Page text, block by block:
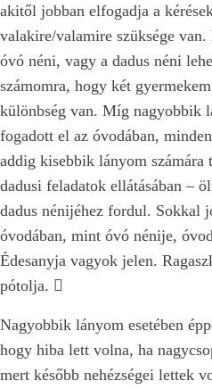
akitől jobban elfogadja a
valakire/valamire szüksége
óvó néni, vagy a dadus néni
számomra, hogy két
különbség van. Míg nagyobbik
fogadott el az óvodában,
addig kisebbik lányom számára
dadusi feladatok ellátásában –
dadus nénijéhez fordul. Sokkal
óvodában, mint óvó nénije,
Édesanyja vagyok jelen.
pótolja. 
Nagyobbik lányom esetében
hogy hiba lett volna, ha
mert később nehézségei lettek